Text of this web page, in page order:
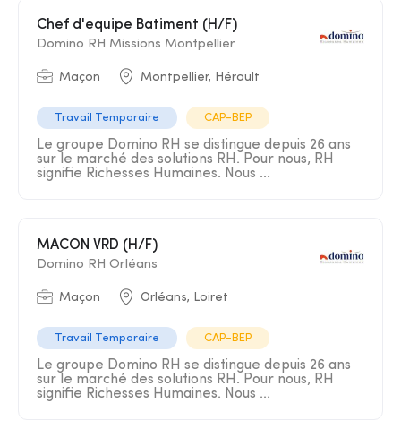
Chef d'equipe Batiment (H/F)
Domino RH Missions Montpellier
Maçon Montpellier, Hérault
Travail Temporaire CAP-BEP
Le groupe Domino RH se distingue depuis 26 ans
sur le marché des solutions RH. Pour nous, RH
signifie Richesses Humaines. Nous ...
MACON VRD (H/F)
Domino RH Orléans
Maçon Orléans, Loiret
Travail Temporaire CAP-BEP
Le groupe Domino RH se distingue depuis 26 ans
sur le marché des solutions RH. Pour nous, RH
signifie Richesses Humaines. Nous ...